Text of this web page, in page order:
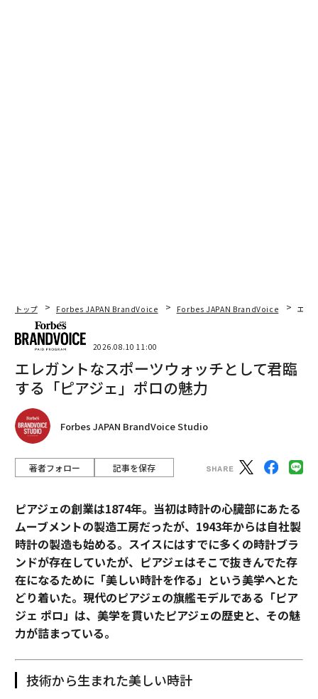
トップ Forbes JAPAN BrandVoice Forbes JAPAN BrandVoice エレ
2026.08.10 11:00
エレガントなスポーツウォッチとして君臨
する「ピアジェ」ポロの魅力
Forbes JAPAN BrandVoice Studio
著者フォロー 記事を保存
ピアジェの創業は1874年。当初は時計の心臓部にあたる
ムーブメントの製造工房だったが、1943年からは自社製
時計の製造も始める。スイスにはすでに多くの時計ブラ
ンドが存在していたが、ピアジェはそこで抜きんでた存
在になるために「美しい時計を作る」という美学へとた
どり着いた。現代のピアジェの旗艦モデルである「ピア
ジェ ポロ」は、美学を貫いたピアジェの歴史と、その魅
力が詰まっている。
技術から生まれた美しい時計